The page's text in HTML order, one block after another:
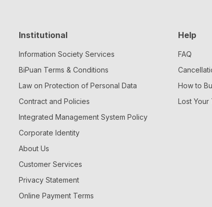
Institutional
Information Society Services
BiPuan Terms & Conditions
Law on Protection of Personal Data
Contract and Policies
Integrated Management System Policy
Corporate Identity
About Us
Customer Services
Privacy Statement
Online Payment Terms
Help
FAQ
How to
Lost Your